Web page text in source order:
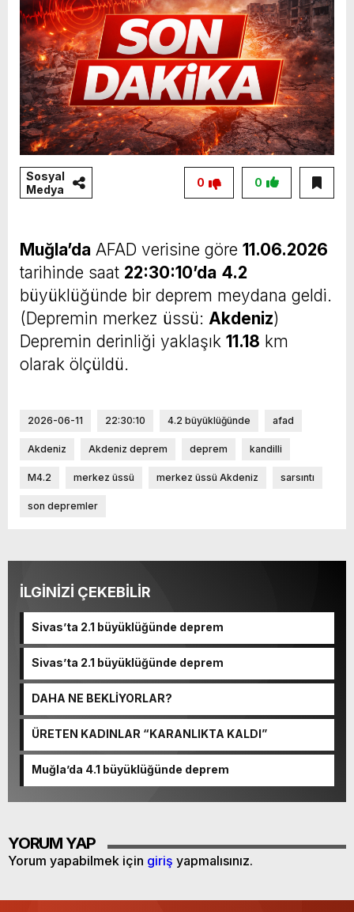
Sosyal
Medya
0
0
Muğla’da AFAD verisine göre 11.06.2026
tarihinde saat 22:30:10’da 4.2
büyüklüğünde bir deprem meydana geldi.
(Depremin merkez üssü: Akdeniz)
Depremin derinliği yaklaşık 11.18 km
olarak ölçüldü.
2026-06-11 22:30:10 4.2 büyüklüğünde afad
Akdeniz Akdeniz deprem deprem kandilli
M4.2 merkez üssü merkez üssü Akdeniz sarsıntı
son depremler
İLGİNİZİ ÇEKEBİLİR
Sivas’ta 2.1 büyüklüğünde deprem
Sivas’ta 2.1 büyüklüğünde deprem
DAHA NE BEKLİYORLAR?
ÜRETEN KADINLAR “KARANLIKTA KALDI”
Muğla’da 4.1 büyüklüğünde deprem
YORUM YAP
Yorum yapabilmek için giriş yapmalısınız.